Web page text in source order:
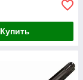
Купить